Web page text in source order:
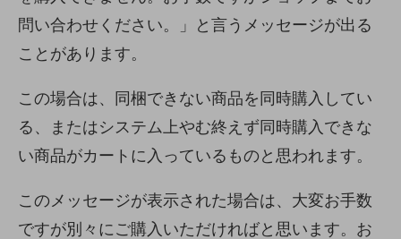
問い合わせください。」と言うメッセージが出る
ことがあります。
この場合は、同梱できない商品を同時購入してい
る、またはシステム上やむ終えず同時購入できな
い商品がカートに入っているものと思われます。
このメッセージが表示された場合は、大変お手数
ですが別々にご購入いただければと思います。お